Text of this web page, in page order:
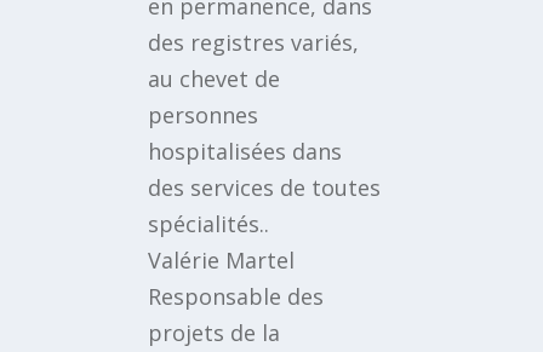
des registres variés,
au chevet de
personnes
hospitalisées dans
des services de toutes
spécialités..
Valérie Martel
Responsable des
projets de la